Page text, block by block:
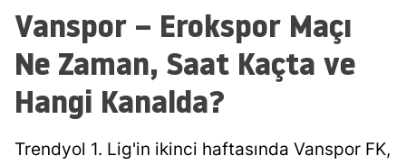
Vanspor – Erokspor Maçı
Ne Zaman, Saat Kaçta ve
Hangi Kanalda?
Trendyol 1. Lig'in ikinci haftasında Vanspor FK,